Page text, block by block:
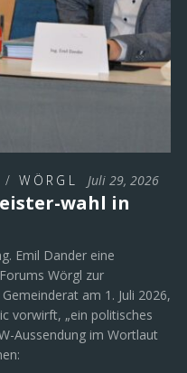
/WÖRGL Juli 29, 2026
wahl in
Emil Dander eine
Wörgl zur
am 1. Juli 2026,
vorwirft, „ein politisches
Aussendung im Wortlaut